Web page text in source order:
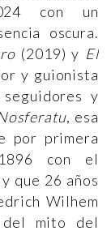
con un
oscura.
(2019) y El
y guionista
y
, esa
por primera
con el
que 26 años
Wilhem
del mito del